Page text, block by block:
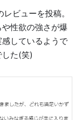
ビューを投稿。
性欲の強さが爆
しているようで
た(笑)